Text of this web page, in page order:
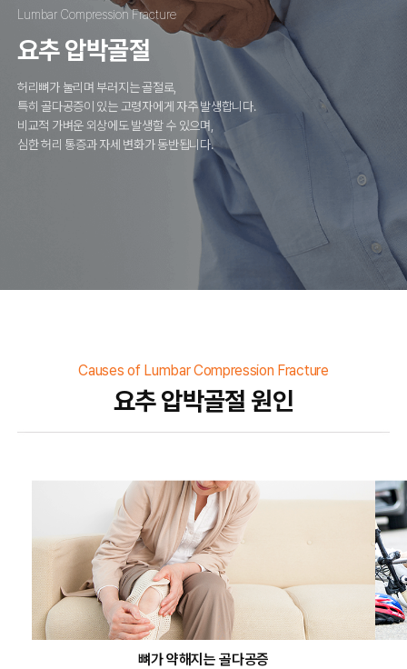
Lumbar Compression Fracture
요추 압박골절
허리뼈가 눌리며 부러지는 골절로,
특히 골다공증이 있는 고령자에게 자주 발생합니다.
비교적 가벼운 외상에도 발생할 수 있으며,
심한 허리 통증과 자세 변화가 동반됩니다.
Causes of Lumbar Compression Fracture
요추 압박골절 원인
뼈가 약해지는 골다공증